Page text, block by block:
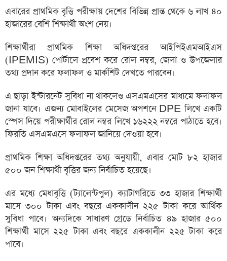
এবারের প্রাথমিক বৃত্তি পরীক্ষায় দেশের বিভিন্ন প্রান্ত থেকে ৬ লাখ ৪০
হাজারের বেশি শিক্ষার্থী অংশ নেয়।
শিক্ষার্থীরা প্রাথমিক শিক্ষা অধিদপ্তরের আইপিইএমআইএস
(IPEMIS) পোর্টালে প্রবেশ করে রোল নম্বর, জেলা ও উপজেলার
তথ্য প্রদান করে ফলাফল ও মার্কশিট দেখতে পারবেন।
এ ছাড়া ইন্টারনেট সুবিধা না থাকলেও এসএমএসের মাধ্যমে ফলাফল
জানা যাবে। এজন্য মোবাইলের মেসেজ অপশনে DPE লিখে একটি
স্পেস দিয়ে পরীক্ষার্থীর রোল নম্বর লিখে ১৬২২২ নম্বরে পাঠাতে হবে।
ফিরতি এসএমএসে ফলাফল জানিয়ে দেওয়া হবে।
প্রাথমিক শিক্ষা অধিদপ্তরের তথ্য অনুযায়ী, এবার মোট ৮২ হাজার
৫০০ জন শিক্ষার্থী বৃত্তির জন্য নির্বাচিত হয়েছে।
এর মধ্যে মেধাবৃত্তি (ট্যালেন্টপুল) ক্যাটাগরিতে ৩৩ হাজার শিক্ষার্থী
মাসে ৩০০ টাকা এবং বছরে এককালীন ২২৫ টাকা করে আর্থিক
সুবিধা পাবে। অন্যদিকে সাধারণ গ্রেডে নির্বাচিত ৪৯ হাজার ৫০০
শিক্ষার্থী মাসে ২২৫ টাকা এবং বছরে এককালীন ২২৫ টাকা করে
পাবে।